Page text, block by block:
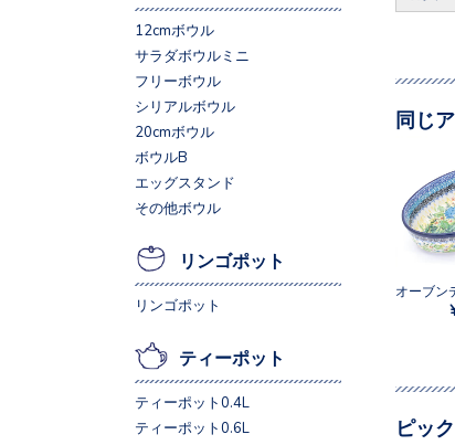
同じ
ピッ
12cmボウル
サラダボウルミニ
フリーボウル
シリアルボウル
20cmボウル
ボウルB
エッグスタンド
その他ボウル
リンゴポット
リンゴポット
ティーポット
ティーポット0.4L
ティーポット0.6L